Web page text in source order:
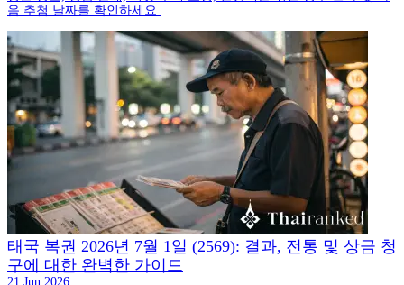
음 추첨 날짜를 확인하세요.
태국 복권 2026년 7월 1일 (2569): 결과, 전통 및 상금 청
구에 대한 완벽한 가이드
21 Jun 2026